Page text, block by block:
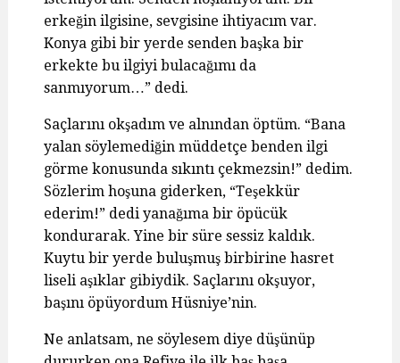
erkeğin ilgisine, sevgisine ihtiyacım var.
Konya gibi bir yerde senden başka bir
erkekte bu ilgiyi bulacağımı da
sanmıyorum…” dedi.
Saçlarını okşadım ve alnından öptüm. “Bana
yalan söylemediğin müddetçe benden ilgi
görme konusunda sıkıntı çekmezsin!” dedim.
Sözlerim hoşuna giderken, “Teşekkür
ederim!” dedi yanağıma bir öpücük
kondurarak. Yine bir süre sessiz kaldık.
Kuytu bir yerde buluşmuş birbirine hasret
liseli aşıklar gibiydik. Saçlarını okşuyor,
başını öpüyordum Hüsniye’nin.
Ne anlatsam, ne söylesem diye düşünüp